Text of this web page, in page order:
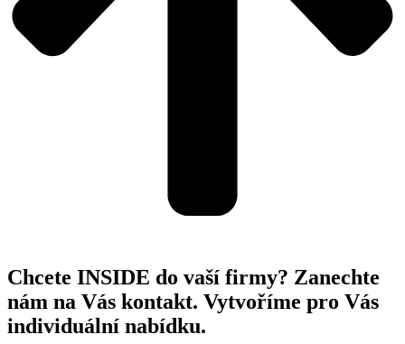
Chcete INSIDE do vaší firmy? Zanechte
nám na Vás kontakt. Vytvoříme pro Vás
individuální nabídku.